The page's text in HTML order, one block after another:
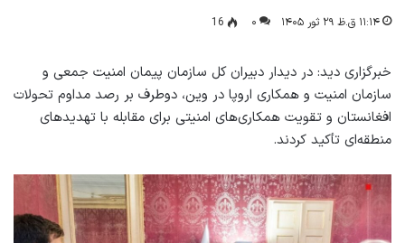
۱۱:۱۴ ق.ظ ۲۹ ثور ۱۴۰۵ ۰ 16
خبرگزاری دید: در دیدار دبیران کل سازمان پیمان امنیت جمعی و
سازمان امنیت و همکاری اروپا در وین، دوطرف بر رصد مداوم تحولات
افغانستان و تقویت همکاری‌های امنیتی برای مقابله با تهدیدهای
منطقه‌ای تأکید کردند.